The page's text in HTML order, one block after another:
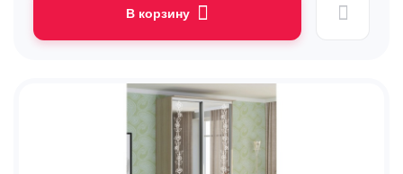
В корзину